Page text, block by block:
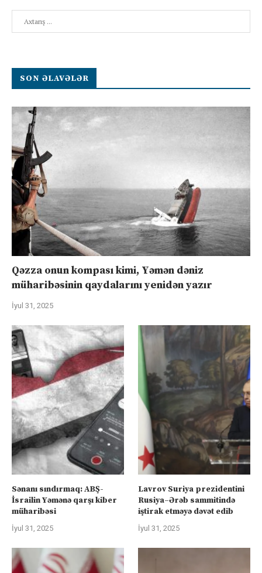
SON ƏLAVƏLƏR
Qəzza onun kompası kimi, Yəmən dəniz
müharibəsinin qaydalarını yenidən yazır
İyul 31, 2025
Sənanı sındırmaq: ABŞ-
İsrailin Yəmənə qarşı kiber
müharibəsi
İyul 31, 2025
Lavrov Suriya prezidentini
Rusiya–Ərəb sammitində
iştirak etməyə dəvət edib
İyul 31, 2025